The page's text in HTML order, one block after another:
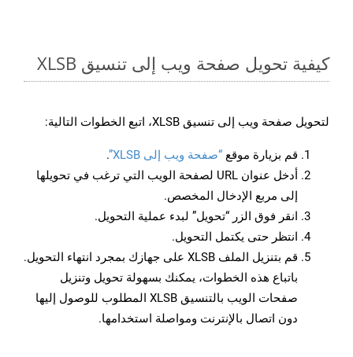
كيفية تحويل صفحة ويب إلى تنسيق XLSB
لتحويل صفحة ويب إلى تنسيق XLSB، اتبع الخطوات التالية:
قم بزيارة موقع “صفحة ويب إلى XLSB”
.
أدخل عنوان URL لصفحة الويب التي ترغب في تحويلها
إلى مربع الإدخال المخصص.
انقر فوق الزر “تحويل” لبدء عملية التحويل.
انتظر حتى يكتمل التحويل.
قم بتنزيل الملف XLSB على جهازك بمجرد انتهاء التحويل.
باتباع هذه الخطوات، يمكنك بسهولة تحويل وتنزيل
صفحات الويب بالتنسيق XLSB المطلوب للوصول إليها
دون اتصال بالإنترنت ومواصلة استخدامها.